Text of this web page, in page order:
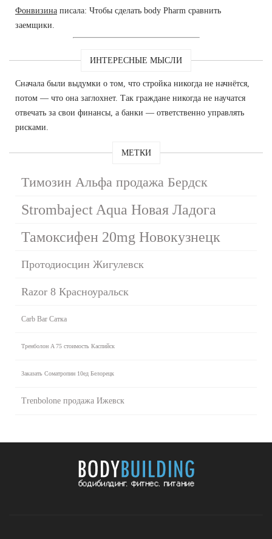
Фонвизина писала: Чтобы сделать body Pharm сравнить
заемщики.
ИНТЕРЕСНЫЕ МЫСЛИ
Сначала были выдумки о том, что стройка никогда не начнётся,
потом — что она заглохнет. Так граждане никогда не научатся
отвечать за свои финансы, а банки — ответственно управлять
рисками.
МЕТКИ
Tимозин Альфа продажа Бердск
Strombaject Aqua Новая Ладога
Тамоксифен 20mg Новокузнецк
Протодиосцин Жигулевск
Razor 8 Красноуральск
Carb Bar Сатка
Тренболон A 75 стоимость Каспийск
Заказать Cоматропин 10ед Белорецк
Trenbolone продажа Ижевск